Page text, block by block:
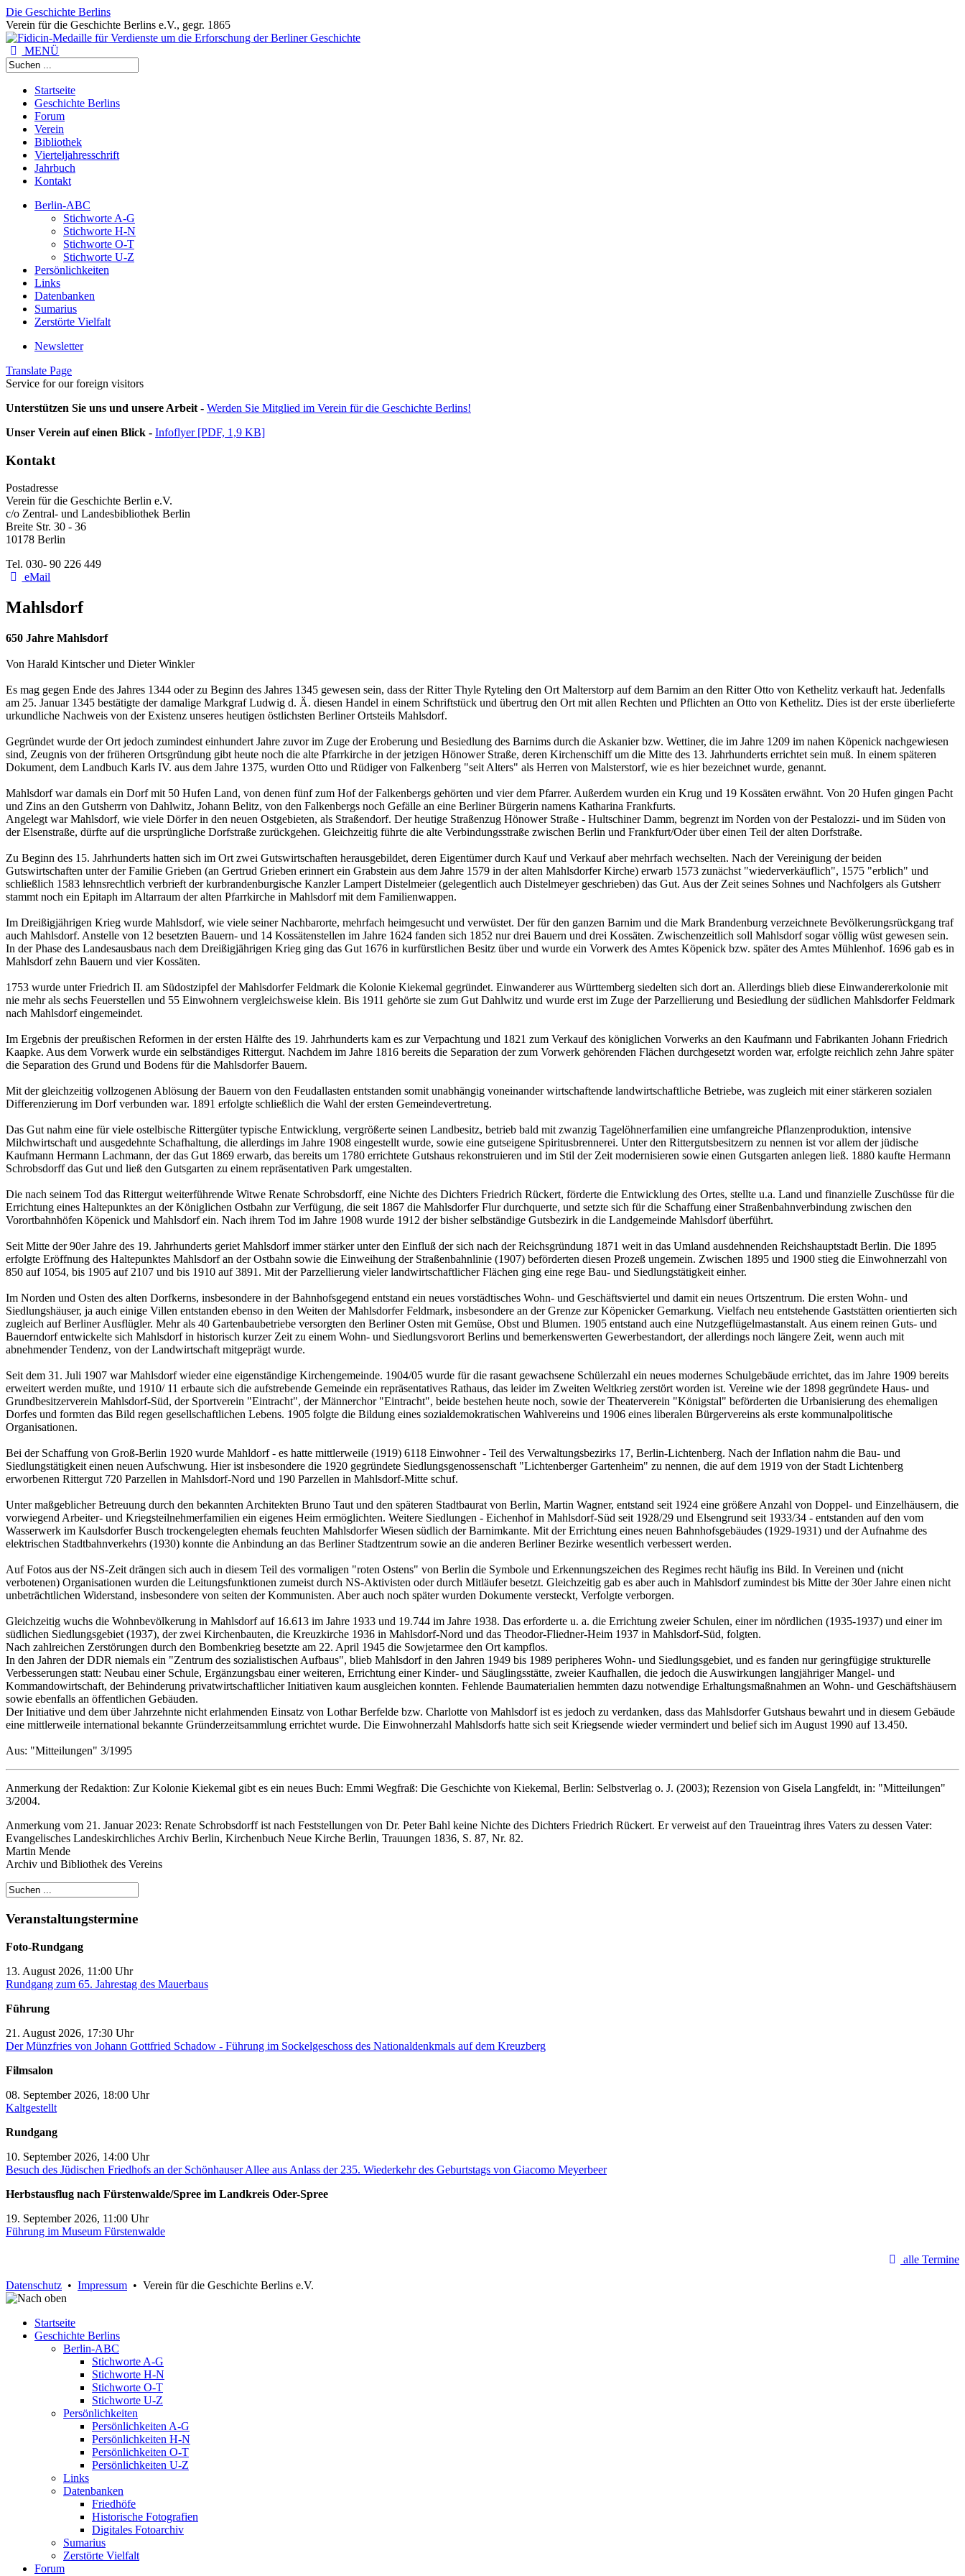
Die Geschichte Berlins
Verein für die Geschichte Berlins e.V., gegr. 1865
MENÜ
Startseite
Geschichte Berlins
Forum
Verein
Bibliothek
Vierteljahresschrift
Jahrbuch
Kontakt
Berlin-ABC
Stichworte A-G
Stichworte H-N
Stichworte O-T
Stichworte U-Z
Persönlichkeiten
Links
Datenbanken
Sumarius
Zerstörte Vielfalt
Newsletter
Translate Page
Service for our foreign visitors
Unterstützen Sie uns und unsere Arbeit - Werden Sie Mitglied im Verein für die Geschichte Berlins!
Unser Verein auf einen Blick - Infoflyer [PDF, 1,9 KB]
Kontakt
Postadresse
Verein für die Geschichte Berlin e.V.
c/o Zentral- und Landesbibliothek Berlin
Breite Str. 30 - 36
10178 Berlin
Tel. 030- 90 226 449
eMail
Mahlsdorf
650 Jahre Mahlsdorf
Von Harald Kintscher und Dieter Winkler
Es mag gegen Ende des Jahres 1344 oder zu Beginn des Jahres 1345 gewesen sein, dass der Ritter Thyle Ryteling den Ort Malterstorp auf dem Barnim an den Ritter Otto von Kethelitz verkauft hat. Jedenfalls
am 25. Januar 1345 bestätigte der damalige Markgraf Ludwig d. Ä. diesen Handel in einem Schriftstück und übertrug den Ort mit allen Rechten und Pflichten an Otto von Kethelitz. Dies ist der erste überlieferte
urkundliche Nachweis von der Existenz unseres heutigen östlichsten Berliner Ortsteils Mahlsdorf.
Gegründet wurde der Ort jedoch zumindest einhundert Jahre zuvor im Zuge der Eroberung und Besiedlung des Barnims durch die Askanier bzw. Wettiner, die im Jahre 1209 im nahen Köpenick nachgewiesen
sind, Zeugnis von der früheren Ortsgründung gibt heute noch die alte Pfarrkirche in der jetzigen Hönower Straße, deren Kirchenschiff um die Mitte des 13. Jahrhunderts errichtet sein muß. In einem späteren
Dokument, dem Landbuch Karls IV. aus dem Jahre 1375, wurden Otto und Rüdiger von Falkenberg "seit Alters" als Herren von Malsterstorf, wie es hier bezeichnet wurde, genannt.
Mahlsdorf war damals ein Dorf mit 50 Hufen Land, von denen fünf zum Hof der Falkenbergs gehörten und vier dem Pfarrer. Außerdem wurden ein Krug und 19 Kossäten erwähnt. Von 20 Hufen gingen Pacht
und Zins an den Gutsherrn von Dahlwitz, Johann Belitz, von den Falkenbergs noch Gefälle an eine Berliner Bürgerin namens Katharina Frankfurts.
Angelegt war Mahlsdorf, wie viele Dörfer in den neuen Ostgebieten, als Straßendorf. Der heutige Straßenzug Hönower Straße - Hultschiner Damm, begrenzt im Norden von der Pestalozzi- und im Süden von
der Elsenstraße, dürfte auf die ursprüngliche Dorfstraße zurückgehen. Gleichzeitig führte die alte Verbindungsstraße zwischen Berlin und Frankfurt/Oder über einen Teil der alten Dorfstraße.
Zu Beginn des 15. Jahrhunderts hatten sich im Ort zwei Gutswirtschaften herausgebildet, deren Eigentümer durch Kauf und Verkauf aber mehrfach wechselten. Nach der Vereinigung der beiden
Gutswirtschaften unter der Familie Grieben (an Gertrud Grieben erinnert ein Grabstein aus dem Jahre 1579 in der alten Mahlsdorfer Kirche) erwarb 1573 zunächst "wiederverkäuflich", 1575 "erblich" und
schließlich 1583 lehnsrechtlich verbrieft der kurbrandenburgische Kanzler Lampert Distelmeier (gelegentlich auch Distelmeyer geschrieben) das Gut. Aus der Zeit seines Sohnes und Nachfolgers als Gutsherr
stammt noch ein Epitaph im Altarraum der alten Pfarrkirche in Mahlsdorf mit dem Familienwappen.
Im Dreißigjährigen Krieg wurde Mahlsdorf, wie viele seiner Nachbarorte, mehrfach heimgesucht und verwüstet. Der für den ganzen Barnim und die Mark Brandenburg verzeichnete Bevölkerungsrückgang traf
auch Mahlsdorf. Anstelle von 12 besetzten Bauern- und 14 Kossätenstellen im Jahre 1624 fanden sich 1852 nur drei Bauern und drei Kossäten. Zwischenzeitlich soll Mahlsdorf sogar völlig wüst gewesen sein.
In der Phase des Landesausbaus nach dem Dreißigjährigen Krieg ging das Gut 1676 in kurfürstlichen Besitz über und wurde ein Vorwerk des Amtes Köpenick bzw. später des Amtes Mühlenhof. 1696 gab es in
Mahlsdorf zehn Bauern und vier Kossäten.
1753 wurde unter Friedrich II. am Südostzipfel der Mahlsdorfer Feldmark die Kolonie Kiekemal gegründet. Einwanderer aus Württemberg siedelten sich dort an. Allerdings blieb diese Einwandererkolonie mit
nie mehr als sechs Feuerstellen und 55 Einwohnern vergleichsweise klein. Bis 1911 gehörte sie zum Gut Dahlwitz und wurde erst im Zuge der Parzellierung und Besiedlung der südlichen Mahlsdorfer Feldmark
nach Mahlsdorf eingemeindet.
Im Ergebnis der preußischen Reformen in der ersten Hälfte des 19. Jahrhunderts kam es zur Verpachtung und 1821 zum Verkauf des königlichen Vorwerks an den Kaufmann und Fabrikanten Johann Friedrich
Kaapke. Aus dem Vorwerk wurde ein selbständiges Rittergut. Nachdem im Jahre 1816 bereits die Separation der zum Vorwerk gehörenden Flächen durchgesetzt worden war, erfolgte reichlich zehn Jahre später
die Separation des Grund und Bodens für die Mahlsdorfer Bauern.
Mit der gleichzeitig vollzogenen Ablösung der Bauern von den Feudallasten entstanden somit unabhängig voneinander wirtschaftende landwirtschaftliche Betriebe, was zugleich mit einer stärkeren sozialen
Differenzierung im Dorf verbunden war. 1891 erfolgte schließlich die Wahl der ersten Gemeindevertretung.
Das Gut nahm eine für viele ostelbische Rittergüter typische Entwicklung, vergrößerte seinen Landbesitz, betrieb bald mit zwanzig Tagelöhnerfamilien eine umfangreiche Pflanzenproduktion, intensive
Milchwirtschaft und ausgedehnte Schafhaltung, die allerdings im Jahre 1908 eingestellt wurde, sowie eine gutseigene Spiritusbrennerei. Unter den Rittergutsbesitzern zu nennen ist vor allem der jüdische
Kaufmann Hermann Lachmann, der das Gut 1869 erwarb, das bereits um 1780 errichtete Gutshaus rekonstruieren und im Stil der Zeit modernisieren sowie einen Gutsgarten anlegen ließ. 1880 kaufte Hermann
Schrobsdorff das Gut und ließ den Gutsgarten zu einem repräsentativen Park umgestalten.
Die nach seinem Tod das Rittergut weiterführende Witwe Renate Schrobsdorff, eine Nichte des Dichters Friedrich Rückert, förderte die Entwicklung des Ortes, stellte u.a. Land und finanzielle Zuschüsse für die
Errichtung eines Haltepunktes an der Königlichen Ostbahn zur Verfügung, die seit 1867 die Mahlsdorfer Flur durchquerte, und setzte sich für die Schaffung einer Straßenbahnverbindung zwischen den
Vorortbahnhöfen Köpenick und Mahlsdorf ein. Nach ihrem Tod im Jahre 1908 wurde 1912 der bisher selbständige Gutsbezirk in die Landgemeinde Mahlsdorf überführt.
Seit Mitte der 90er Jahre des 19. Jahrhunderts geriet Mahlsdorf immer stärker unter den Einfluß der sich nach der Reichsgründung 1871 weit in das Umland ausdehnenden Reichshauptstadt Berlin. Die 1895
erfolgte Eröffnung des Haltepunktes Mahlsdorf an der Ostbahn sowie die Einweihung der Straßenbahnlinie (1907) beförderten diesen Prozeß ungemein. Zwischen 1895 und 1900 stieg die Einwohnerzahl von
850 auf 1054, bis 1905 auf 2107 und bis 1910 auf 3891. Mit der Parzellierung vieler landwirtschaftlicher Flächen ging eine rege Bau- und Siedlungstätigkeit einher.
Im Norden und Osten des alten Dorfkerns, insbesondere in der Bahnhofsgegend entstand ein neues vorstädtisches Wohn- und Geschäftsviertel und damit ein neues Ortszentrum. Die ersten Wohn- und
Siedlungshäuser, ja auch einige Villen entstanden ebenso in den Weiten der Mahlsdorfer Feldmark, insbesondere an der Grenze zur Köpenicker Gemarkung. Vielfach neu entstehende Gaststätten orientierten sich
zugleich auf Berliner Ausflügler. Mehr als 40 Gartenbaubetriebe versorgten den Berliner Osten mit Gemüse, Obst und Blumen. 1905 entstand auch eine Nutzgeflügelmastanstalt. Aus einem reinen Guts- und
Bauerndorf entwickelte sich Mahlsdorf in historisch kurzer Zeit zu einem Wohn- und Siedlungsvorort Berlins und bemerkenswerten Gewerbestandort, der allerdings noch längere Zeit, wenn auch mit
abnehmender Tendenz, von der Landwirtschaft mitgeprägt wurde.
Seit dem 31. Juli 1907 war Mahlsdorf wieder eine eigenständige Kirchengemeinde. 1904/05 wurde für die rasant gewachsene Schülerzahl ein neues modernes Schulgebäude errichtet, das im Jahre 1909 bereits
erweitert werden mußte, und 1910/ 11 erbaute sich die aufstrebende Gemeinde ein repräsentatives Rathaus, das leider im Zweiten Weltkrieg zerstört worden ist. Vereine wie der 1898 gegründete Haus- und
Grundbesitzerverein Mahlsdorf-Süd, der Sportverein "Eintracht", der Männerchor "Eintracht", beide bestehen heute noch, sowie der Theaterverein "Königstal" beförderten die Urbanisierung des ehemaligen
Dorfes und formten das Bild regen gesellschaftlichen Lebens. 1905 folgte die Bildung eines sozialdemokratischen Wahlvereins und 1906 eines liberalen Bürgervereins als erste kommunalpolitische
Organisationen.
Bei der Schaffung von Groß-Berlin 1920 wurde Mahldorf - es hatte mittlerweile (1919) 6118 Einwohner - Teil des Verwaltungsbezirks 17, Berlin-Lichtenberg. Nach der Inflation nahm die Bau- und
Siedlungstätigkeit einen neuen Aufschwung. Hier ist insbesondere die 1920 gegründete Siedlungsgenossenschaft "Lichtenberger Gartenheim" zu nennen, die auf dem 1919 von der Stadt Lichtenberg
erworbenen Rittergut 720 Parzellen in Mahlsdorf-Nord und 190 Parzellen in Mahlsdorf-Mitte schuf.
Unter maßgeblicher Betreuung durch den bekannten Architekten Bruno Taut und den späteren Stadtbaurat von Berlin, Martin Wagner, entstand seit 1924 eine größere Anzahl von Doppel- und Einzelhäusern, die
vorwiegend Arbeiter- und Kriegsteilnehmerfamilien ein eigenes Heim ermöglichten. Weitere Siedlungen - Eichenhof in Mahlsdorf-Süd seit 1928/29 und Elsengrund seit 1933/34 - entstanden auf den vom
Wasserwerk im Kaulsdorfer Busch trockengelegten ehemals feuchten Mahlsdorfer Wiesen südlich der Barnimkante. Mit der Errichtung eines neuen Bahnhofsgebäudes (1929-1931) und der Aufnahme des
elektrischen Stadtbahnverkehrs (1930) konnte die Anbindung an das Berliner Stadtzentrum sowie an die anderen Berliner Bezirke wesentlich verbessert werden.
Auf Fotos aus der NS-Zeit drängen sich auch in diesem Teil des vormaligen "roten Ostens" von Berlin die Symbole und Erkennungszeichen des Regimes recht häufig ins Bild. In Vereinen und (nicht
verbotenen) Organisationen wurden die Leitungsfunktionen zumeist durch NS-Aktivisten oder durch Mitläufer besetzt. Gleichzeitig gab es aber auch in Mahlsdorf zumindest bis Mitte der 30er Jahre einen nicht
unbeträchtlichen Widerstand, insbesondere von seiten der Kommunisten. Aber auch noch später wurden Dokumente versteckt, Verfolgte verborgen.
Gleichzeitig wuchs die Wohnbevölkerung in Mahlsdorf auf 16.613 im Jahre 1933 und 19.744 im Jahre 1938. Das erforderte u. a. die Errichtung zweier Schulen, einer im nördlichen (1935-1937) und einer im
südlichen Siedlungsgebiet (1937), der zwei Kirchenbauten, die Kreuzkirche 1936 in Mahlsdorf-Nord und das Theodor-Fliedner-Heim 1937 in Mahlsdorf-Süd, folgten.
Nach zahlreichen Zerstörungen durch den Bombenkrieg besetzte am 22. April 1945 die Sowjetarmee den Ort kampflos.
In den Jahren der DDR niemals ein "Zentrum des sozialistischen Aufbaus", blieb Mahlsdorf in den Jahren 1949 bis 1989 peripheres Wohn- und Siedlungsgebiet, und es fanden nur geringfügige strukturelle
Verbesserungen statt: Neubau einer Schule, Ergänzungsbau einer weiteren, Errichtung einer Kinder- und Säuglingsstätte, zweier Kaufhallen, die jedoch die Auswirkungen langjähriger Mangel- und
Kommandowirtschaft, der Behinderung privatwirtschaftlicher Initiativen kaum ausgleichen konnten. Fehlende Baumaterialien hemmten dazu notwendige Erhaltungsmaßnahmen an Wohn- und Geschäftshäusern
sowie ebenfalls an öffentlichen Gebäuden.
Der Initiative und dem über Jahrzehnte nicht erlahmenden Einsatz von Lothar Berfelde bzw. Charlotte von Mahlsdorf ist es jedoch zu verdanken, dass das Mahlsdorfer Gutshaus bewahrt und in diesem Gebäude
eine mittlerweile international bekannte Gründerzeitsammlung errichtet wurde. Die Einwohnerzahl Mahlsdorfs hatte sich seit Kriegsende wieder vermindert und belief sich im August 1990 auf 13.450.
Aus: "Mitteilungen" 3/1995
Anmerkung der Redaktion: Zur Kolonie Kiekemal gibt es ein neues Buch: Emmi Wegfraß: Die Geschichte von Kiekemal, Berlin: Selbstverlag o. J. (2003); Rezension von Gisela Langfeldt, in: "Mitteilungen"
3/2004.
Anmerkung vom 21. Januar 2023: Renate Schrobsdorff ist nach Feststellungen von Dr. Peter Bahl keine Nichte des Dichters Friedrich Rückert. Er verweist auf den Traueintrag ihres Vaters zu dessen Vater:
Evangelisches Landeskirchliches Archiv Berlin, Kirchenbuch Neue Kirche Berlin, Trauungen 1836, S. 87, Nr. 82.
Martin Mende
Archiv und Bibliothek des Vereins
Veranstaltungstermine
Foto-Rundgang
13. August 2026, 11:00 Uhr
Rundgang zum 65. Jahrestag des Mauerbaus
Führung
21. August 2026, 17:30 Uhr
Der Münzfries von Johann Gottfried Schadow - Führung im Sockelgeschoss des Nationaldenkmals auf dem Kreuzberg
Filmsalon
08. September 2026, 18:00 Uhr
Kaltgestellt
Rundgang
10. September 2026, 14:00 Uhr
Besuch des Jüdischen Friedhofs an der Schönhauser Allee aus Anlass der 235. Wiederkehr des Geburtstags von Giacomo Meyerbeer
Herbstausflug nach Fürstenwalde/Spree im Landkreis Oder-Spree
19. September 2026, 11:00 Uhr
Führung im Museum Fürstenwalde
alle Termine
Datenschutz • Impressum • Verein für die Geschichte Berlins e.V.
Startseite
Geschichte Berlins
Berlin-ABC
Stichworte A-G
Stichworte H-N
Stichworte O-T
Stichworte U-Z
Persönlichkeiten
Persönlichkeiten A-G
Persönlichkeiten H-N
Persönlichkeiten O-T
Persönlichkeiten U-Z
Links
Datenbanken
Friedhöfe
Historische Fotografien
Digitales Fotoarchiv
Sumarius
Zerstörte Vielfalt
Forum